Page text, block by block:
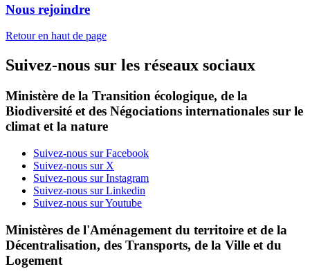
Nous rejoindre
Retour en haut de page
Suivez-nous sur les réseaux sociaux
Ministère de la Transition écologique, de la
Biodiversité et des Négociations internationales sur le
climat et la nature
Suivez-nous sur Facebook
Suivez-nous sur X
Suivez-nous sur Instagram
Suivez-nous sur Linkedin
Suivez-nous sur Youtube
Ministères de l'Aménagement du territoire et de la
Décentralisation, des Transports, de la Ville et du
Logement